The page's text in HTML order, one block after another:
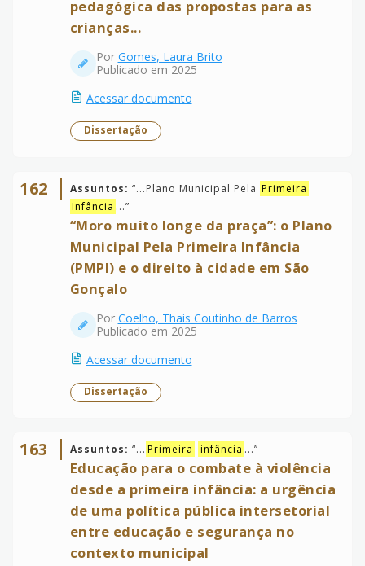
pedagógica das propostas para as
crianças...
Por Gomes, Laura Brito
Publicado em 2025
Acessar documento
Dissertação
162 Assuntos: “...Plano Municipal Pela Primeira
Infância ...”
“Moro muito longe da praça”: o Plano
Municipal Pela Primeira Infância
(PMPI) e o direito à cidade em São
Gonçalo
Por Coelho, Thais Coutinho de Barros
Publicado em 2025
Acessar documento
Dissertação
163 Assuntos: “... Primeira infância ...”
Educação para o combate à violência
desde a primeira infância: a urgência
de uma política pública intersetorial
entre educação e segurança no
contexto municipal